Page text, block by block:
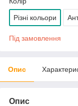
Різні кольори
Під замовлення
Опис
Опис